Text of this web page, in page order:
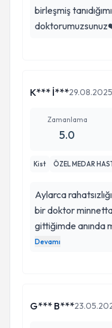
birleşmiş
K*** İ***29.08.2025
Zamanlama
5.0
Kist ÖZEL MEDAR
Aylarca
bir doktor
gittiğimde anında
önce insanlığı
uzmanlığı
derecede ilgili ve
Devamı
G*** B***